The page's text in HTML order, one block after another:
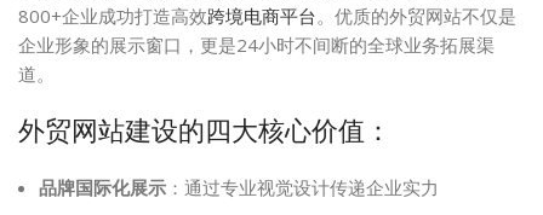
800+企业成功打造高效跨境电商平台。优质的外贸网站不仅是
企业形象的展示窗口，更是24小时不间断的全球业务拓展渠
道。
外贸网站建设的四大核心价值：
品牌国际化展示 ：通过专业视觉设计传递企业实力